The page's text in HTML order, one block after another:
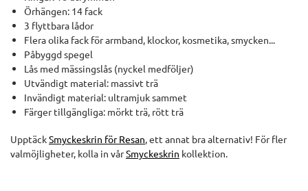
Örhängen: 14 fack
3 flyttbara lådor
Flera olika fack för armband, klockor, kosmetika, smycken...
Påbyggd spegel
Lås med mässingslås (nyckel medföljer)
Utvändigt material: massivt trä
Invändigt material: ultramjuk sammet
Färger tillgängliga: mörkt trä, rött trä
UpptäckSmyckeskrin för Resan, ett annat bra alternativ! För fler
valmöjligheter, kolla in vårSmyckeskrin kollektion.